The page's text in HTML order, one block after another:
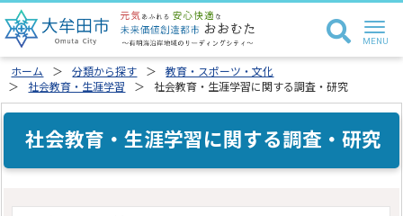
ホーム 分類から探す
教育・スポーツ・文化
社会教育・生涯学習
社会教育・生涯学習に関する調査・研究
社会教育・生涯学習に関する調査・研究